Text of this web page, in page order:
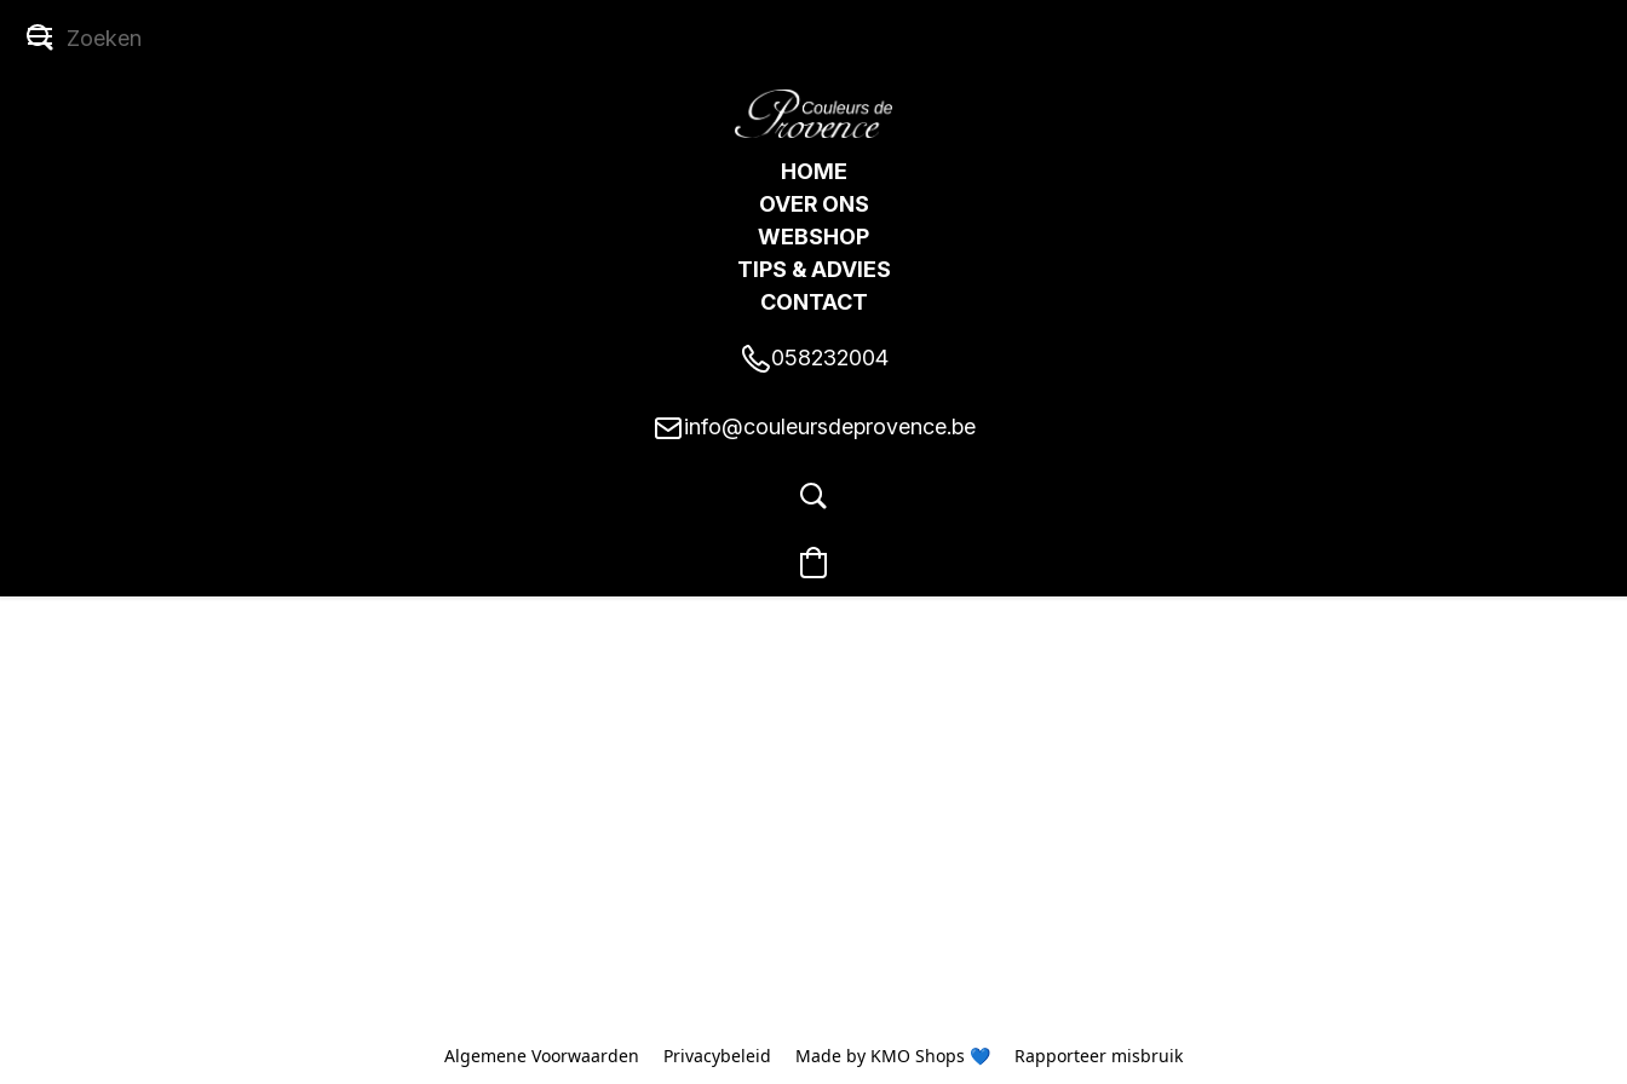
HOME
OVER ONS
WEBSHOP
TIPS & ADVIES
CONTACT
058232004
info@couleursdeprovence.be
Algemene Voorwaarden Privacybeleid Made by KMO Shops 💙 Rapporteer misbruik